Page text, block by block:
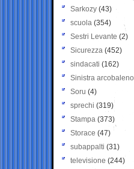
Sarkozy (43)
scuola (354)
Sestri Levante (2)
Sicurezza (452)
sindacati (162)
Sinistra arcobaleno
Soru (4)
sprechi (319)
Stampa (373)
Storace (47)
subappalti (31)
televisione(244)